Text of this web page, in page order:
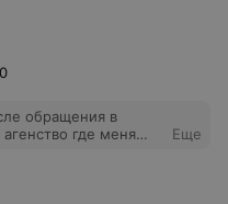
обращения в
где меня
начались
Еще